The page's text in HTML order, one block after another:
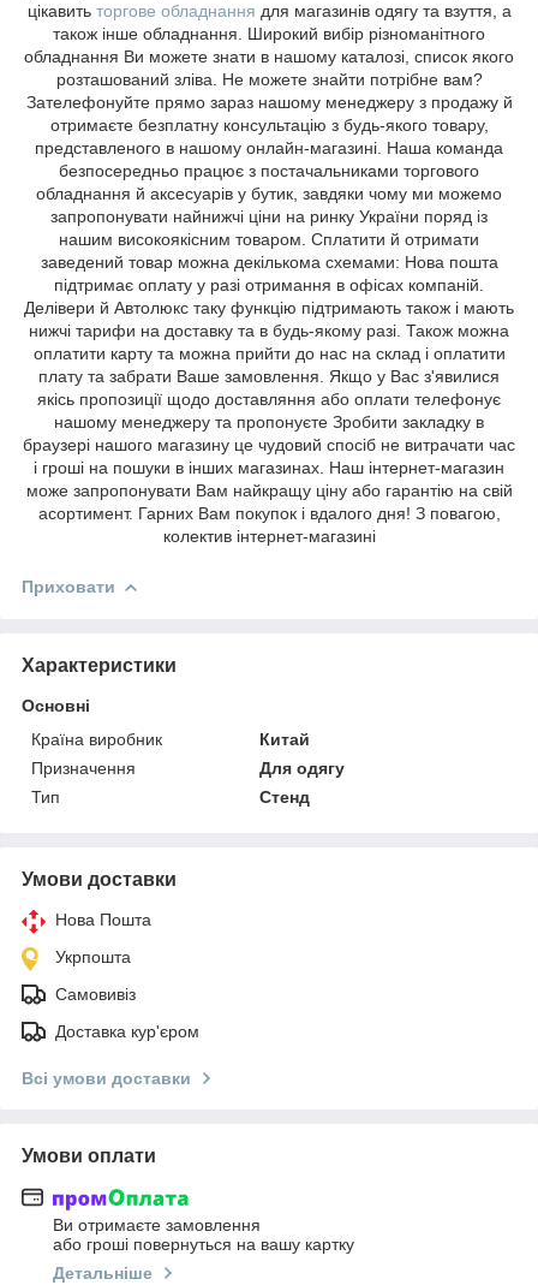
цікавить торгове обладнання для магазинів одягу та взуття, а
також інше обладнання. Широкий вибір різноманітного
обладнання Ви можете знати в нашому каталозі, список якого
розташований зліва. Не можете знайти потрібне вам?
Зателефонуйте прямо зараз нашому менеджеру з продажу й
отримаєте безплатну консультацію з будь-якого товару,
представленого в нашому онлайн-магазині. Наша команда
безпосередньо працює з постачальниками торгового
обладнання й аксесуарів у бутик, завдяки чому ми можемо
запропонувати найнижчі ціни на ринку України поряд із
нашим високоякісним товаром. Сплатити й отримати
заведений товар можна декількома схемами: Нова пошта
підтримає оплату у разі отримання в офісах компаній.
Делівери й Автолюкс таку функцію підтримають також і мають
нижчі тарифи на доставку та в будь-якому разі. Також можна
оплатити карту та можна прийти до нас на склад і оплатити
плату та забрати Ваше замовлення. Якщо у Вас з'явилися
якісь пропозиції щодо доставляння або оплати телефонує
нашому менеджеру та пропонуєте Зробити закладку в
браузері нашого магазину це чудовий спосіб не витрачати час
і гроші на пошуки в інших магазинах. Наш інтернет-магазин
може запропонувати Вам найкращу ціну або гарантію на свій
асортимент. Гарних Вам покупок і вдалого дня! З повагою,
колектив інтернет-магазині
Приховати
Характеристики
Основні
Країна виробник
Китай
Призначення
Для одягу
Тип
Стенд
Умови доставки
Нова Пошта
Укрпошта
Самовивіз
Доставка кур'єром
Всі умови доставки
Умови оплати
Ви отримаєте замовлення
або гроші повернуться на вашу картку
Детальніше